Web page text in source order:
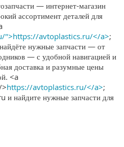
— интернет-магазин
ассортимент деталей для
">https://avtoplastics.ru/</a>;
нужные запчасти — от
— с удобной навигацией и
доставка и разумные цены
<a
https://avtoplastics.ru/</a>;
и найдите нужные запчасти для